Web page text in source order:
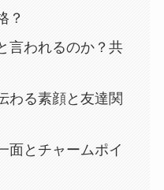
？
言われるのか？共
わる素顔と友達関
面とチャームポイ